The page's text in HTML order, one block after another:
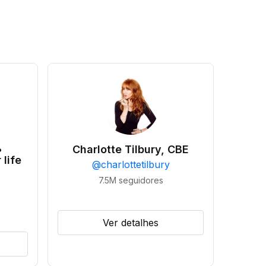
life
Charlotte Tilbury, CBE
@charlottetilbury
7.5M seguidores
Ver detalhes